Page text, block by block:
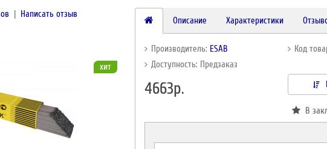
| Написать отзыв
хит
Описание Характеристики
Производитель: ESAB
Код
Доступность: Предзаказ
4663р.
В